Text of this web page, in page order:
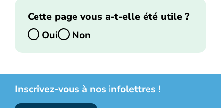
Cette page vous a-t-elle été utile ?
Oui
Non
Inscrivez-vous à nos infolettres !